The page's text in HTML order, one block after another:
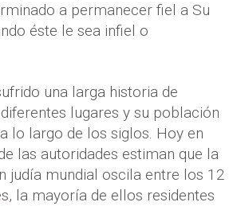
a permanecer fiel a Su
éste le sea infiel o
una larga historia de
lugares y su población
lo largo de los siglos. Hoy en
las autoridades estiman que la
judía mundial oscila entre los 12
la mayoría de ellos residentes